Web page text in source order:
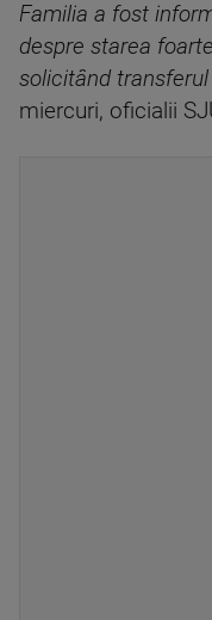
Familia a fost
despre starea
solicitând transferul
miercuri, oficialii